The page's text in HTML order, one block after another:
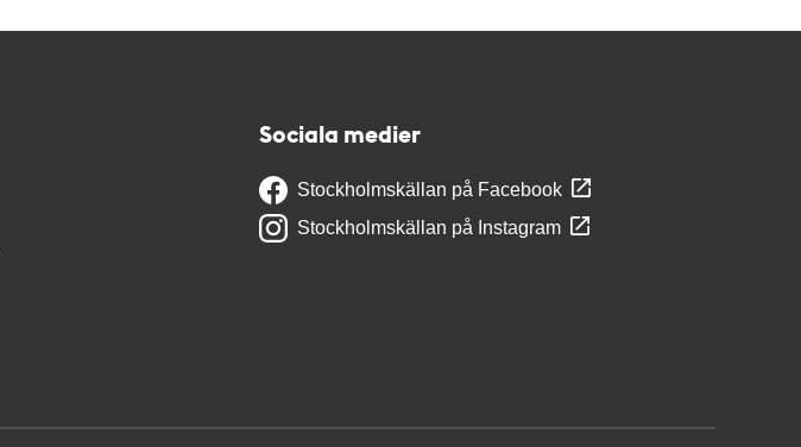
Sociala medier
Stockholmskällan på Facebook
Stockholmskällan på Instagram